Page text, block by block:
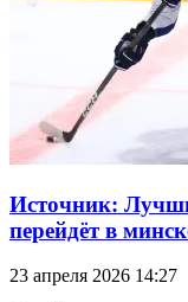
Источник:
перейдёт в
23 апреля 2026 14:27